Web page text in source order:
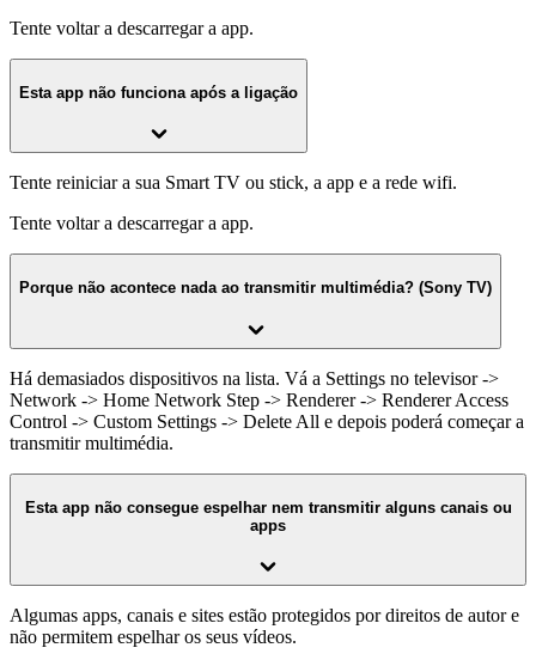
Tente voltar a descarregar a app.
Esta app não funciona após a ligação
Tente reiniciar a sua Smart TV ou stick, a app e a rede wifi.
Tente voltar a descarregar a app.
Porque não acontece nada ao transmitir multimédia? (Sony TV)
Há demasiados dispositivos na lista. Vá a Settings no televisor ->
Network -> Home Network Step -> Renderer -> Renderer Access
Control -> Custom Settings -> Delete All e depois poderá começar a
transmitir multimédia.
Esta app não consegue espelhar nem transmitir alguns canais ou
apps
Algumas apps, canais e sites estão protegidos por direitos de autor e
não permitem espelhar os seus vídeos.